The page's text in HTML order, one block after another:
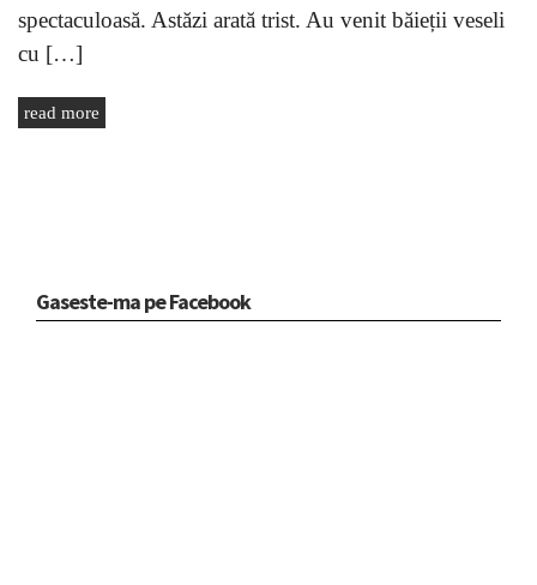
spectaculoasă. Astăzi arată trist. Au venit băieții veseli
cu […]
read more
Gaseste-ma pe Facebook